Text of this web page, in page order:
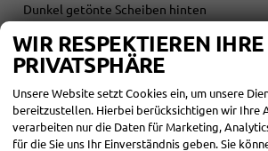
Dunkel getönte Scheiben hinten
Elektrisch anklappbare Außenspiegel mit
Fensterrahmen in Chrom-Optik
Nebelscheinwerfer mit Abbiegefunktion
Anhängevorrichtung Vorbereitung
WIR RESPEKTIEREN IHRE
PRIVATSPHÄRE
Unsere Website setzt Cookies ein, um unsere
bereitzustellen. Hierbei berücksichtigen wir Ihre
verarbeiten nur die Daten für Marketing,
für die Sie uns Ihr Einverständnis geben. Sie